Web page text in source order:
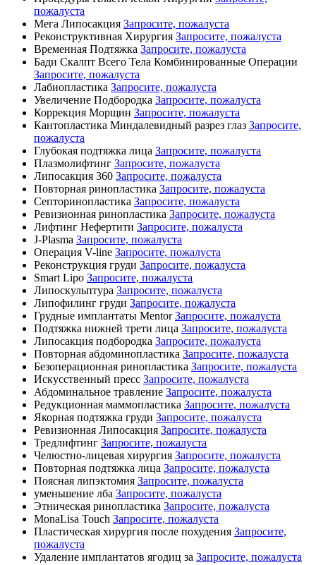
пожалуста
Мега Липосакция Запросите, пожалуста
Реконструктивная Хирургия Запросите, пожалуста
Временная Подтяжка Запросите, пожалуста
Бади Скалпт Всего Тела Комбинированные Операции
Запросите, пожалуста
Лабиопластика Запросите, пожалуста
Увеличение Подбородка Запросите, пожалуста
Коррекция Морщин Запросите, пожалуста
Кантопластика Миндалевидный разрез глаз Запросите,
пожалуста
Глубокая подтяжка лица Запросите, пожалуста
Плазмолифтинг Запросите, пожалуста
Липосакция 360 Запросите, пожалуста
Повторная ринопластика Запросите, пожалуста
Септоринопластика Запросите, пожалуста
Ревизионная ринопластика Запросите, пожалуста
Лифтинг Нефертити Запросите, пожалуста
J-Plasma Запросите, пожалуста
Операция V-line Запросите, пожалуста
Реконструкция груди Запросите, пожалуста
Smart Lipo Запросите, пожалуста
Липоскульптура Запросите, пожалуста
Липофилинг груди Запросите, пожалуста
Грудные имплантаты Mentor Запросите, пожалуста
Подтяжка нижней трети лица Запросите, пожалуста
Липосакция подбородка Запросите, пожалуста
Повторная абдоминопластика Запросите, пожалуста
Безоперационная ринопластика Запросите, пожалуста
Искусственный пресс Запросите, пожалуста
Абдоминальное травление Запросите, пожалуста
Редукционная маммопластика Запросите, пожалуста
Якорная подтяжка груди Запросите, пожалуста
Ревизионная Липосакция Запросите, пожалуста
Тредлифтинг Запросите, пожалуста
Челюстно-лицевая хирургия Запросите, пожалуста
Повторная подтяжка лица Запросите, пожалуста
Поясная липэктомия Запросите, пожалуста
уменьшение лба Запросите, пожалуста
Этническая ринопластика Запросите, пожалуста
MonaLisa Touch Запросите, пожалуста
Пластическая хирургия после похудения Запросите,
пожалуста
Удаление имплантатов ягодиц за Запросите, пожалуста